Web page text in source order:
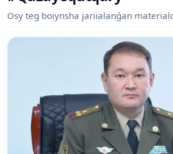
Osy teg boiynsha jariialanǵan